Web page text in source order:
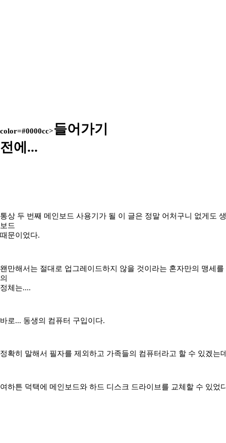
color=#0000cc>들어가기
전에...
통상 두 번째 메인보드 사용기가 될 이 글은 정말 어처구니 없게도
보드
때문이었다.
왠만해서는 절대로 업그레이드하지 않을 것이라는 혼자만의 맹세
의
정체는....
바로... 동생의 컴퓨터 구입이다.
정확히 말해서 필자를 제외하고 가족들의 컴퓨터라고 할 수 있겠는
여하튼 덕택에 메인보드와 하드 디스크 드라이브를 교체할 수 있었